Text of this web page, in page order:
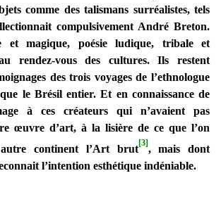
comme des talismans surréalistes, tels
compulsivement André Breton.
et magique, poésie ludique, tribale et
rendez-vous des cultures. Ils restent
des trois voyages de l’ethnologue
le Brésil entier. Et en connaissance de
à ces créateurs qui n’avaient pas
œuvre d’art, à la lisière de ce que l’on
continent l’Art brut[3], mais dont
l’intention esthétique indéniable.